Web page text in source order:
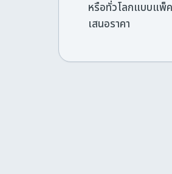
หรือทั่วโลกแบบแพ็
เสนอราคา